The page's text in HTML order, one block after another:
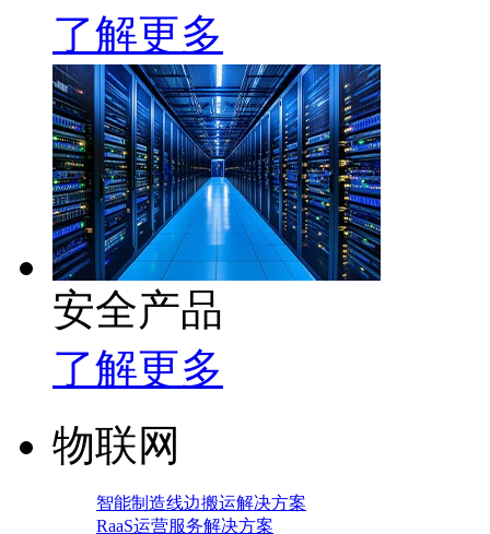
了解更多
安全产品
了解更多
物联网
智能制造线边搬运解决方案
RaaS运营服务解决方案